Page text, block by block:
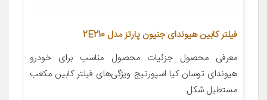
فیلتر کابین هیوندای جنیون پارتز مدل 2E210
معرفی محصول جزئیات محصول مناسب برای خودرو
هیوندای توسان کیا اسپورتیج ویژگی‌های فیلتر کابین مکعب
مستطیل شکل